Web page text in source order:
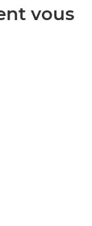
vous